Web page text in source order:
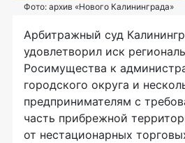
Фото: архив «Нового Калининграда»
Арбитражный суд
удовлетворил иск
Росимущества к
городского округа и
предпринимателям с
часть прибрежной
от нестационарных